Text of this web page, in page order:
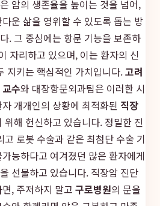
암의 생존율을 높이는 것을 넘어,
운 삶을 영위할 수 있도록 돕는 방
. 그 중심에는 항문 기능을 보존하
자리하고 있으며, 이는 환자의 신
지키는 핵심적인 가치입니다.고려
수와 대장항문외과팀은 이러한 시
개개인의 상황에 최적화된 직장
위해 헌신하고 있습니다. 정밀한 진
로봇 수술과 같은 최첨단 수술 기
능하다고 여겨졌던 많은 환자에게
선물하고 있습니다. 직장암 진단
, 주저하지 말고 구로병원의 문을